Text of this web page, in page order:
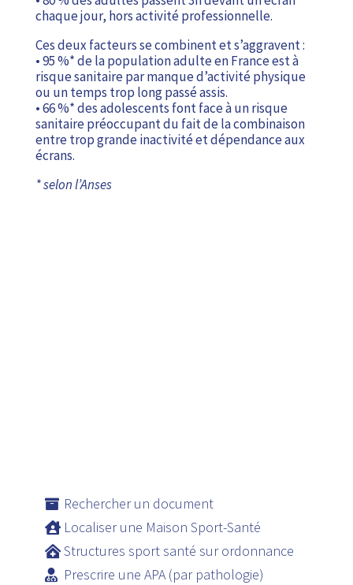
chaque jour, hors activité professionnelle.
Ces deux facteurs se combinent et s’aggravent :
• 95 %* de la population adulte en France est à
risque sanitaire par manque d’activité physique
ou un temps trop long passé assis.
• 66 %* des adolescents font face à un risque
sanitaire préoccupant du fait de la combinaison
entre trop grande inactivité et dépendance aux
écrans.
* selon l’Anses
Rechercher un document
Localiser une Maison Sport-Santé
Structures sport santé sur ordonnance
Prescrire une APA (par pathologie)